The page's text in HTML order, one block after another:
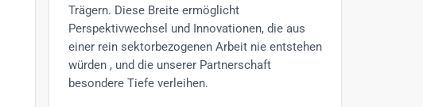
Trägern. Diese Breite ermöglicht
Perspektivwechsel und Innovationen, die aus
einer rein sektorbezogenen Arbeit nie entstehen
würden , und die unserer Partnerschaft
besondere Tiefe verleihen.